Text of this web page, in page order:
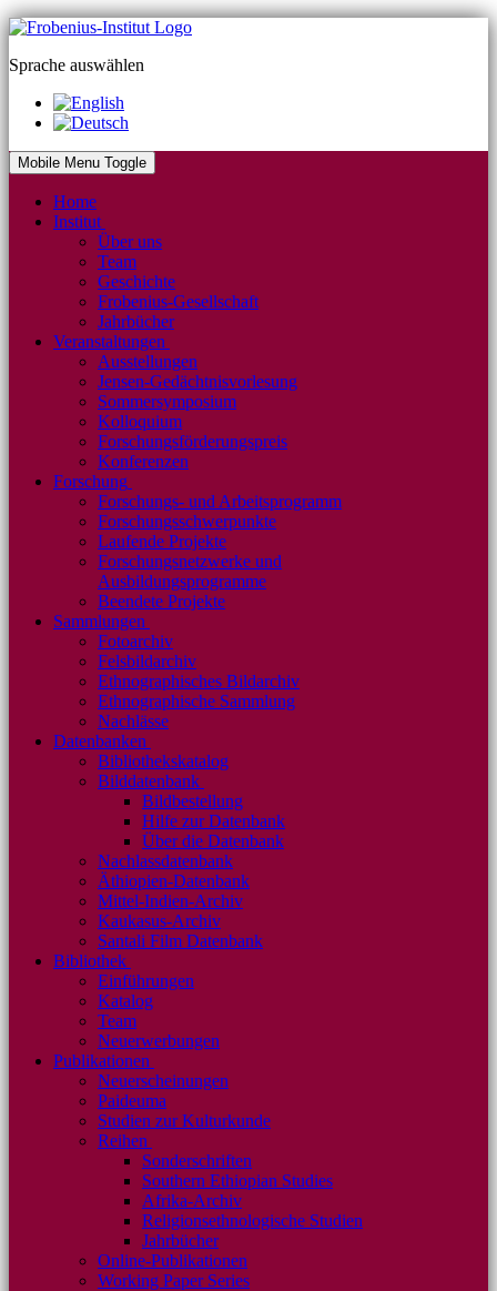
Sprache auswählen
Mobile Menu Toggle
Home
Institut
Über uns
Team
Geschichte
Frobenius-Gesellschaft
Jahrbücher
Veranstaltungen
Ausstellungen
Jensen-Gedächtnisvorlesung
Sommersymposium
Kolloquium
Forschungsförderungspreis
Konferenzen
Forschung
Forschungs- und Arbeitsprogramm
Forschungsschwerpunkte
Laufende Projekte
Forschungsnetzwerke und
Ausbildungsprogramme
Beendete Projekte
Sammlungen
Fotoarchiv
Felsbildarchiv
Ethnographisches Bildarchiv
Ethnographische Sammlung
Nachlässe
Datenbanken
Bibliothekskatalog
Bilddatenbank
Bildbestellung
Hilfe zur Datenbank
Über die Datenbank
Nachlassdatenbank
Äthiopien-Datenbank
Mittel-Indien-Archiv
Kaukasus-Archiv
Santali Film Datenbank
Bibliothek
Einführungen
Katalog
Team
Neuerwerbungen
Publikationen
Neuerscheinungen
Paideuma
Studien zur Kulturkunde
Reihen
Sonderschriften
Southern Ethiopian Studies
Afrika-Archiv
Religionsethnologische Studien
Jahrbücher
Online-Publikationen
Working Paper Series